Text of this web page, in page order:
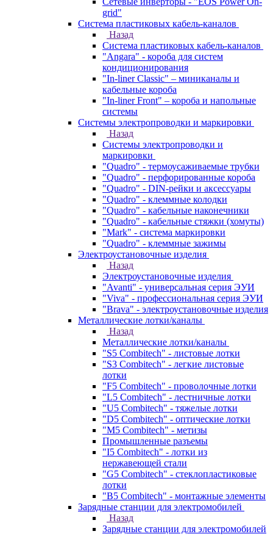
grid"
Система пластиковых кабель-каналов
Назад
Система пластиковых кабель-каналов
"Angara" - короба для систем
кондиционирования
"In-liner Classic" – миниканалы и
кабельные короба
"In-liner Front" – короба и напольные
системы
Системы электропроводки и маркировки
Назад
Системы электропроводки и
маркировки
"Quadro" - термоусаживаемые трубки
"Quadro" - перфорированные короба
"Quadro" - DIN-рейки и аксессуары
"Quadro" - клеммные колодки
"Quadro" - кабельные наконечники
"Quadro" - кабельные стяжки (хомуты)
"Mark" - система маркировки
"Quadro" - клеммные зажимы
Электроустановочные изделия
Назад
Электроустановочные изделия
"Avanti" - универсальная серия ЭУИ
"Viva" - профессиональная серия ЭУИ
"Brava" - электроустановочные изделия
Металлические лотки/каналы
Назад
Металлические лотки/каналы
"S5 Combitech" - листовые лотки
"S3 Combitech" - легкие листовые
лотки
"F5 Combitech" - проволочные лотки
"L5 Combitech" - лестничные лотки
"U5 Combitech" - тяжелые лотки
"D5 Combitech" - оптические лотки
"M5 Combitech" - метизы
Промышленные разъемы
"I5 Combitech" - лотки из
нержавеющей стали
"G5 Combitech" - стеклопластиковые
лотки
"B5 Combitech" - монтажные элементы
Зарядные станции для электромобилей
Назад
Зарядные станции для электромобилей